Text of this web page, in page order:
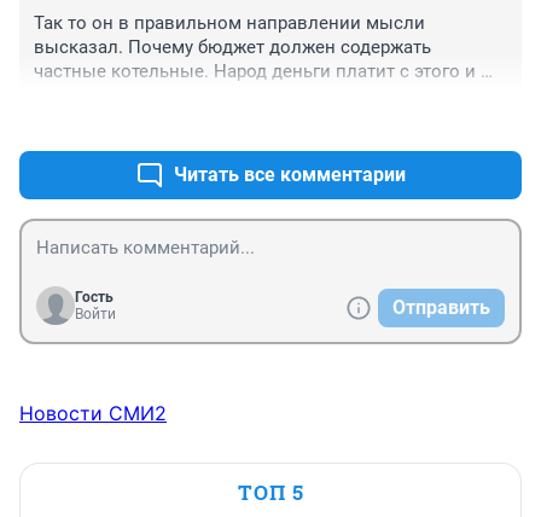
это уже не нужно смотреть, нужно браться и делать!
взялись за что то, поставили человека который в
этом понимает, который непосредственно работает с
то не получается у него выясняем где проблема и
дальше работаем
Так то он в правильном направлении мысли
высказал. Почему бюджет должен содержать
частные котельные. Народ деньги платит с этого и
государства и еще шантажируют, не дадите,
Читать все комментарии
Гость
Войти
Отправить
Новости СМИ2
ТОП 5